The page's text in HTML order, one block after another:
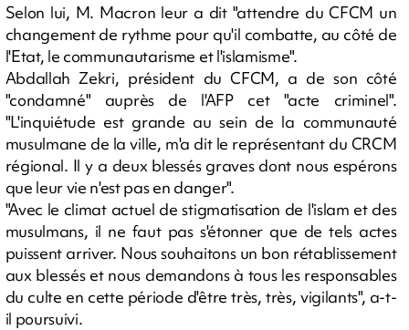
Selon lui, M. Macron leur a dit "attendre du CFCM un
changement de rythme pour qu'il combatte, au côté de
l'Etat, le communautarisme et l'islamisme".
Abdallah Zekri, président du CFCM, a de son côté
"condamné" auprès de l'AFP cet "acte criminel".
"L'inquiétude est grande au sein de la communauté
musulmane de la ville, m'a dit le représentant du CRCM
régional. Il y a deux blessés graves dont nous espérons
que leur vie n'est pas en danger".
"Avec le climat actuel de stigmatisation de l'islam et des
musulmans, il ne faut pas s'étonner que de tels actes
puissent arriver. Nous souhaitons un bon rétablissement
aux blessés et nous demandons à tous les responsables
du culte en cette période d'être très, très, vigilants", a-t-
il poursuivi.